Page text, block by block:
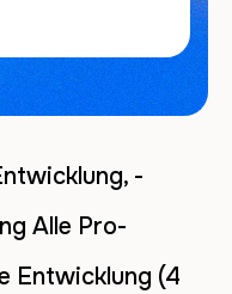
-
Alle Pro-
Entwicklung (4